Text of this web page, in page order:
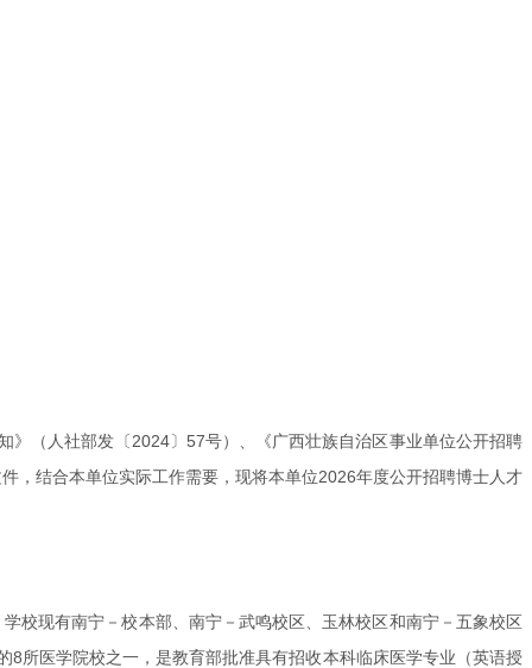
（人社部发〔2024〕57号）、《广西壮族自治区事业单位公开招聘
，结合本单位实际工作需要，现将本单位2026年度公开招聘博士人才
校现有南宁－校本部、南宁－武鸣校区、玉林校区和南宁－五象校区
8所医学院校之一，是教育部批准具有招收本科临床医学专业（英语授